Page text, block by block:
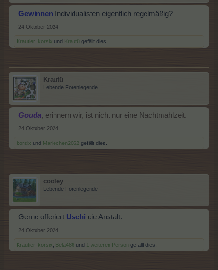
Gewinnen Individualisten eigentlich regelmäßig?
24 Oktober 2024
Krautier korsix und Krautü gefällt dies.
Krautü
Lebende Forenlegende
Gouda, erinnern wir, ist nicht nur eine Nachtmahlzeit.
24 Oktober 2024
korsix und Mariechen2062 gefällt dies.
cooley
Lebende Forenlegende
Gerne offeriert Uschi die Anstalt.
24 Oktober 2024
Krautier korsix Bela486 und 1 weiteren Person gefällt dies.